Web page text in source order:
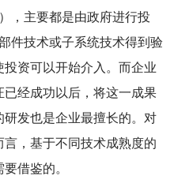
，主要都是由政府进行投
件技术或子系统技术得到验
资可以开始介入。而企业
经成功以后，将这一成果
发也是企业最擅长的。对
，基于不同技术成熟度的
借鉴的。